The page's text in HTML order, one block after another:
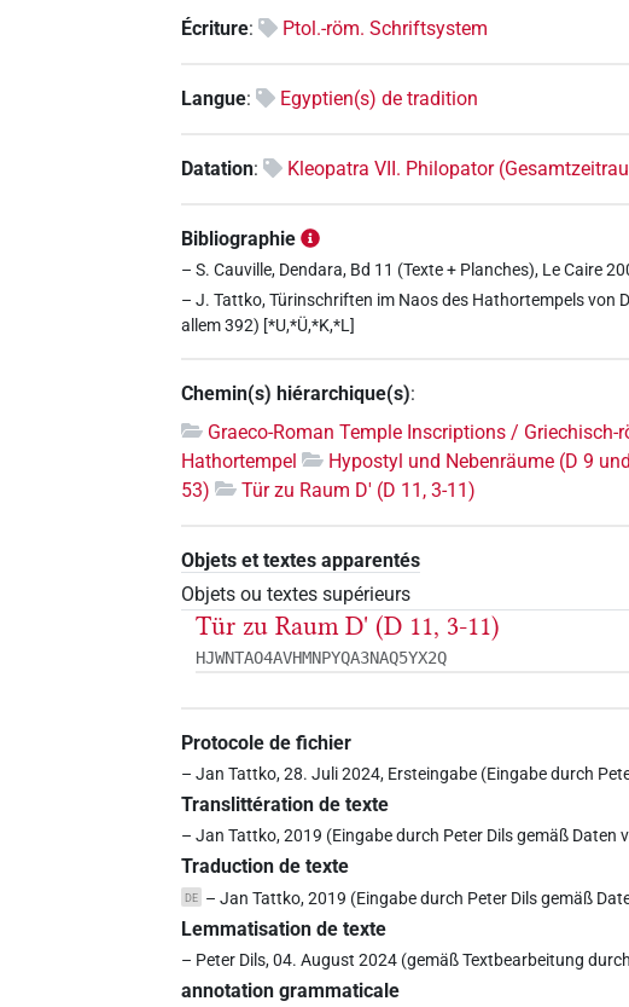
Écriture: Ptol.-röm. Schriftsystem
Langue: Egyptien(s) de tradition
Datation: Kleopatra VII. Philopator
Bibliographie
– S. Cauville, Dendara, Bd 11 (Texte + Planches), Le Caire
– J. Tattko, Türinschriften im Naos des Hathortempels von
allem 392) [*U,*Ü,*K,*L]
Chemin(s) hiérarchique(s):
Graeco-Roman Temple Inscriptions / Griechisch-
Hathortempel
Hypostyl und Nebenräume (D 9
53)
Tür zu Raum D' (D 11, 3-11)
Objets et textes apparentés
Objets ou textes supérieurs
Tür zu Raum D' (D 11, 3-11)
HJWNTAO4AVHMNPYQA3NAQ5YX2Q
Protocole de fichier
– Jan Tattko, 28. Juli 2024, Ersteingabe (Eingabe durch
Translittération de texte
– Jan Tattko, 2019 (Eingabe durch Peter Dils gemäß Daten
Traduction de texte
DE – Jan Tattko, 2019 (Eingabe durch Peter Dils gemäß
Lemmatisation de texte
– Peter Dils, 04. August 2024 (gemäß Textbearbeitung
annotation grammaticale